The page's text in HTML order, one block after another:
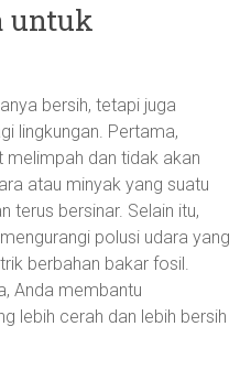
untuk
bersih, tetapi juga
lingkungan. Pertama,
dan tidak akan
atau minyak yang suatu
terus bersinar. Selain itu,
polusi udara yang
berbahan bakar fosil.
Anda membantu
lebih cerah dan lebih bersih